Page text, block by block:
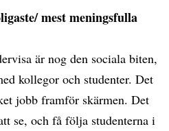
mest meningsfulla
är nog den sociala biten,
kollegor och studenter. Det
jobb framför skärmen. Det
se, och få följa studenterna i